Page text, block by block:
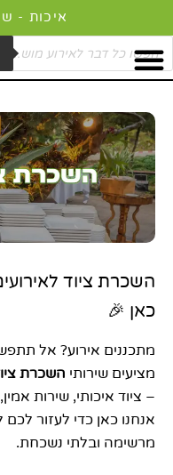
לתוכן
איכות -
search
השכרת ציוד
כאן 🎉
מתכננים אירוע? אל
מציעים שירותי השכרת
– ציוד איכותי, שירות
אנחנו כאן כדי לעזור
מרשימה ובלתי נשכחת.